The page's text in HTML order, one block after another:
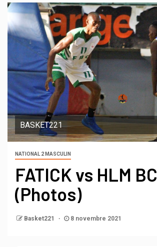
BASKET221
NATIONAL 2 MASCULIN
FATICK vs HLM BC
(Photos)
Basket221 8 novembre 2021